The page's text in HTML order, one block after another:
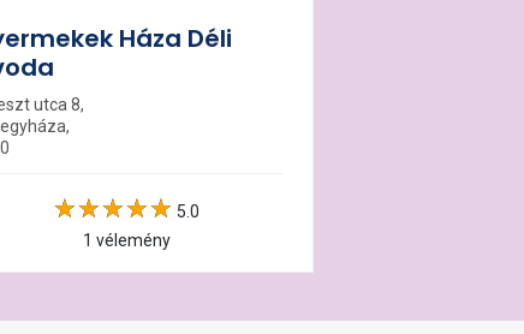
Háza Déli
utca 8,
5.0
1 vélemény